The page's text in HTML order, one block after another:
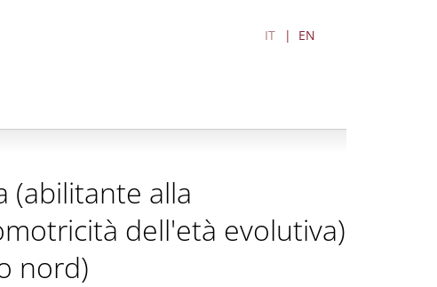
IT EN
(abilitante alla
dell'età evolutiva)
nord)